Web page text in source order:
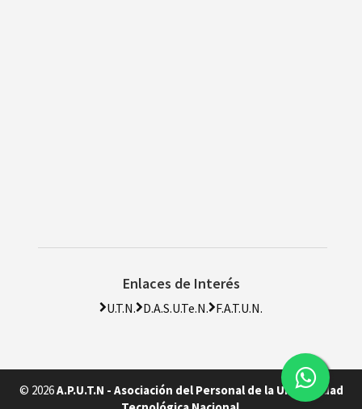
Enlaces de Interés
U.T.N. D.A.S.U.Te.N. F.A.T.U.N.
© 2026A.P.U.T.N - Asociación del Personal de la Universidad